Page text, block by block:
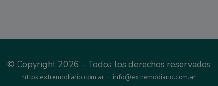
© Copyright 2026 - Todos los derechos reservados
https:extremodiario.com.ar - info@extremodiario.com.ar